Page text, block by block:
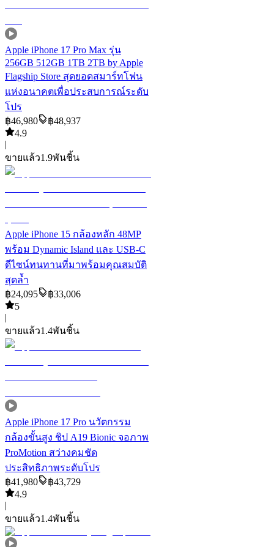
Apple iPhone 17 Pro Max รุ่น
256GB 512GB 1TB 2TB by Apple
Flagship Store สุดยอดสมาร์ทโฟน
แห่งอนาคตเพื่อประสบการณ์ระดับ
โปร
฿46,980 ฿48,937
4.9
|
ขายแล้ว1.9พันชิ้น
Apple iPhone 15 กล้องหลัก 48MP
พร้อม Dynamic Island และ USB-C
ดีไซน์ทนทานที่มาพร้อมคุณสมบัติ
สุดล้ำ
฿24,095 ฿33,006
5
|
ขายแล้ว1.4พันชิ้น
Apple iPhone 17 Pro นวัตกรรม
กล้องขั้นสูง ชิป A19 Bionic จอภาพ
ProMotion สว่างคมชัด
ประสิทธิภาพระดับโปร
฿41,980 ฿43,729
4.9
|
ขายแล้ว1.4พันชิ้น